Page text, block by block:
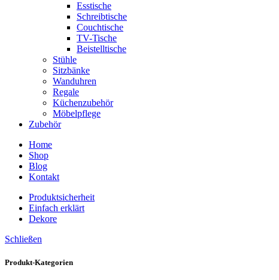
Esstische
Schreibtische
Couchtische
TV-Tische
Beistelltische
Stühle
Sitzbänke
Wanduhren
Regale
Küchenzubehör
Möbelpflege
Zubehör
Home
Shop
Blog
Kontakt
Produktsicherheit
Einfach erklärt
Dekore
Schließen
Produkt-Kategorien